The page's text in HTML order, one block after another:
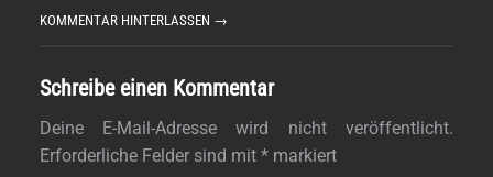
KOMMENTAR HINTERLASSEN →
Schreibe einen Kommentar
Deine E-Mail-Adresse wird nicht veröffentlicht.
Erforderliche Felder sind mit *markiert